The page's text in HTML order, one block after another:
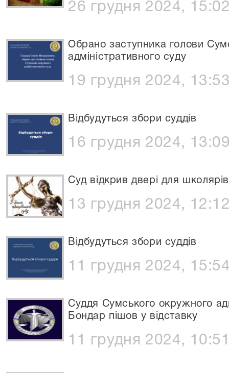
26 грудня 2024,
Обрано заступника голови
адміністративного суду
19 грудня 2024,
Відбудуться збори суддів
16 грудня 2024,
Суд відкрив двері для школярів
13 грудня 2024,
Відбудуться збори суддів
11 грудня 2024,
Суддя Сумського окружного
Бондар пішов у відставку
11 грудня 2024,